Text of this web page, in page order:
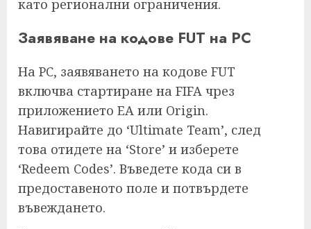
като регионални ограничения.
Заявяване на кодове FUT на PC
На PC, заявяването на кодове FUT
включва стартиране на FIFA чрез
приложението EA или Origin.
Навигирайте до ‘Ultimate Team’, след
това отидете на ‘Store’ и изберете
‘Redeem Codes’. Въведете кода си в
предоставеното поле и потвърдете
въвеждането.